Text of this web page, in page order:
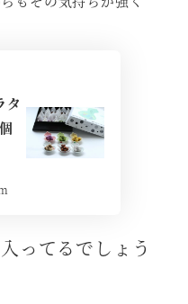
タ
ってるでしょう